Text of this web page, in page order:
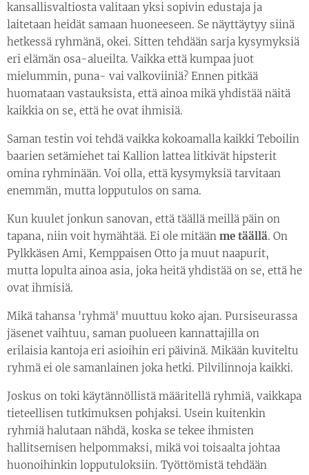
kansallisvaltiosta valitaan yksi sopivin edustaja ja
laitetaan heidät samaan huoneeseen. Se näyttäytyy siinä
hetkessä ryhmänä, okei. Sitten tehdään sarja kysymyksiä
eri elämän osa-alueilta. Vaikka että kumpaa juot
mielummin, puna- vai valkoviiniä? Ennen pitkää
huomataan vastauksista, että ainoa mikä yhdistää näitä
kaikkia on se, että he ovat ihmisiä.
Saman testin voi tehdä vaikka kokoamalla kaikki Teboilin
baarien setämiehet tai Kallion lattea litkivät hipsterit
omina ryhminään. Voi olla, että kysymyksiä tarvitaan
enemmän, mutta lopputulos on sama.
Kun kuulet jonkun sanovan, että täällä meillä päin on
tapana, niin voit hymähtää. Ei ole mitään me täällä. On
Pylkkäsen Ami, Kemppaisen Otto ja muut naapurit,
mutta lopulta ainoa asia, joka heitä yhdistää on se, että he
ovat ihmisiä.
Mikä tahansa 'ryhmä' muuttuu koko ajan. Pursiseurassa
jäsenet vaihtuu, saman puolueen kannattajilla on
erilaisia kantoja eri asioihin eri päivinä. Mikään kuviteltu
ryhmä ei ole samanlainen joka hetki. Pilvilinnoja kaikki.
Joskus on toki käytännöllistä määritellä ryhmiä, vaikkapa
tieteellisen tutkimuksen pohjaksi. Usein kuitenkin
ryhmiä halutaan nähdä, koska se tekee ihmisten
hallitsemisen helpommaksi, mikä voi toisaalta johtaa
huonoihinkin lopputuloksiin. Työttömistä tehdään